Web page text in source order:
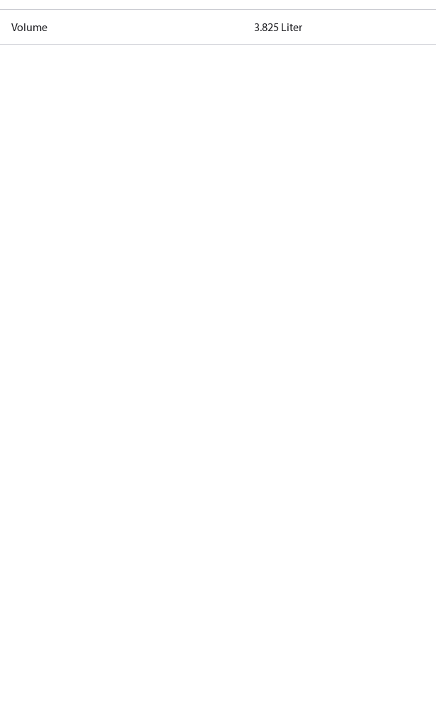
Volume 3.825 Liter